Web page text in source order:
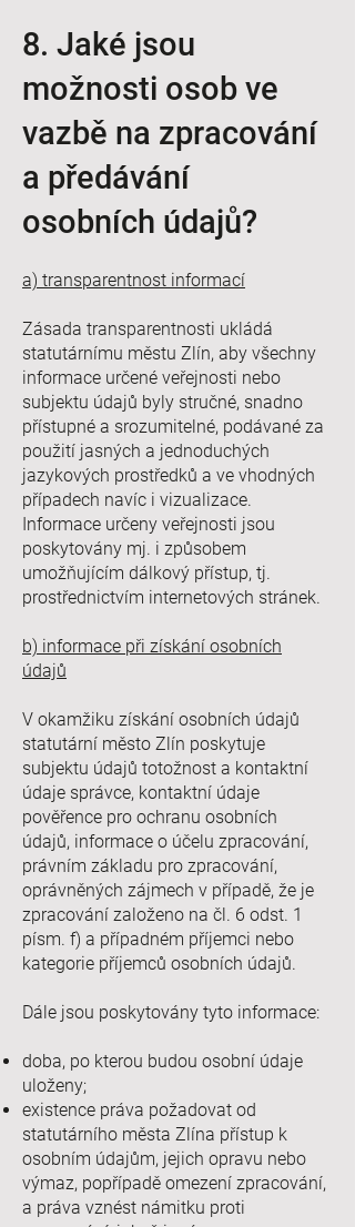
8. Jaké jsou
možnosti osob ve
vazbě na zpracování
a předávání
osobních údajů?
a) transparentnost informací
Zásada transparentnosti ukládá
statutárnímu městu Zlín, aby všechny
informace určené veřejnosti nebo
subjektu údajů byly stručné, snadno
přístupné a srozumitelné, podávané za
použití jasných a jednoduchých
jazykových prostředků a ve vhodných
případech navíc i vizualizace.
Informace určeny veřejnosti jsou
poskytovány mj. i způsobem
umožňujícím dálkový přístup, tj.
prostřednictvím internetových stránek.
b) informace při získání osobních
údajů
V okamžiku získání osobních údajů
statutární město Zlín poskytuje
subjektu údajů totožnost a kontaktní
údaje správce, kontaktní údaje
pověřence pro ochranu osobních
údajů, informace o účelu zpracování,
právním základu pro zpracování,
oprávněných zájmech v případě, že je
zpracování založeno na čl. 6 odst. 1
písm. f) a případném příjemci nebo
kategorie příjemců osobních údajů.
Dále jsou poskytovány tyto informace:
doba, po kterou budou osobní údaje
uloženy;
existence práva požadovat od
statutárního města Zlína přístup k
osobním údajům, jejich opravu nebo
výmaz, popřípadě omezení zpracování,
a práva vznést námitku proti